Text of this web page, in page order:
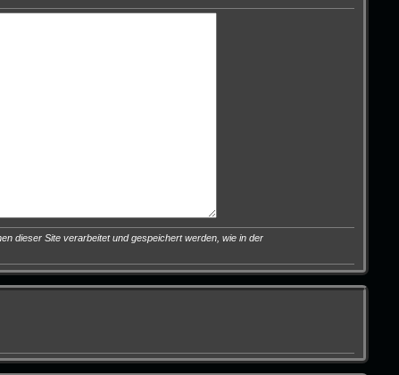
dieser Site verarbeitet und gespeichert werden, wie in der